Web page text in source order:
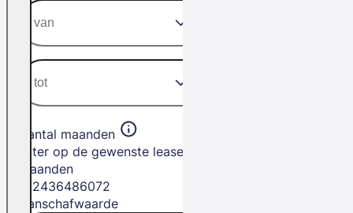
Aantal maanden
Filter op de gewenste leasetermijn in
maanden
2436486072
Aanschafwaarde